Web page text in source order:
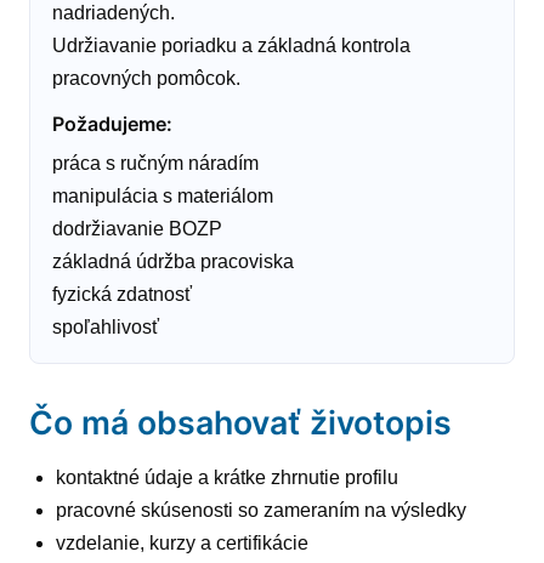
nadriadených.
Udržiavanie poriadku a základná kontrola
pracovných pomôcok.
Požadujeme:
práca s ručným náradím
manipulácia s materiálom
dodržiavanie BOZP
základná údržba pracoviska
fyzická zdatnosť
spoľahlivosť
Čo má obsahovať životopis
kontaktné údaje a krátke zhrnutie profilu
pracovné skúsenosti so zameraním na výsledky
vzdelanie, kurzy a certifikácie